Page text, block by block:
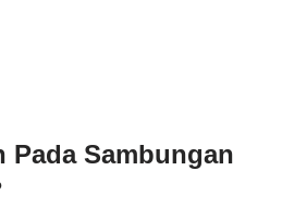
Pada Sambungan